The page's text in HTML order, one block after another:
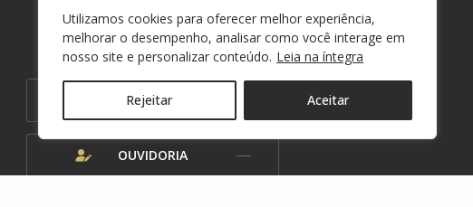
Utilizamos cookies para oferecer melhor experiência,
melhorar o desempenho, analisar como você interage em
nosso site e personalizar conteúdo. Leia na íntegra
Rejeitar Aceitar
WEBMAIL
OUVIDORIA